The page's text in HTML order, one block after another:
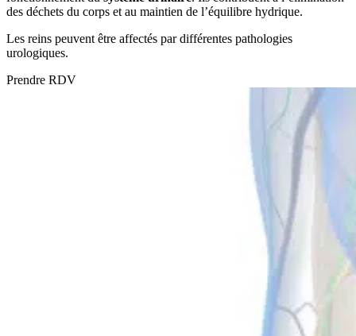
des déchets du corps et au maintien de l’équilibre hydrique.
Les reins peuvent être affectés par différentes pathologies
urologiques.
Prendre RDV